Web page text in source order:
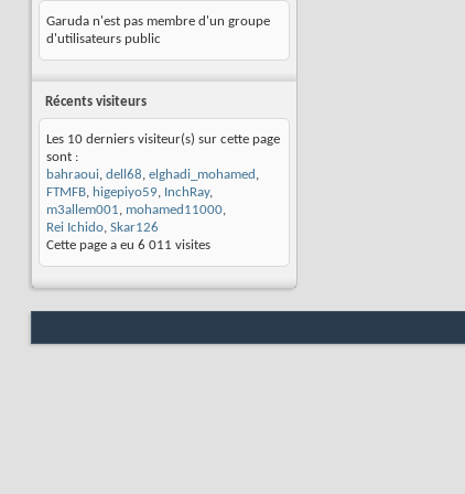
Garuda n'est pas membre d'un groupe
d'utilisateurs public
Récents visiteurs
Les 10 derniers visiteur(s) sur cette page
sont :
bahraoui, dell68, elghadi_mohamed ,
FTMFB, higepiyo59, InchRay,
m3allem001, mohamed11000,
Rei Ichido, Skar126
Cette page a eu 6 011 visites